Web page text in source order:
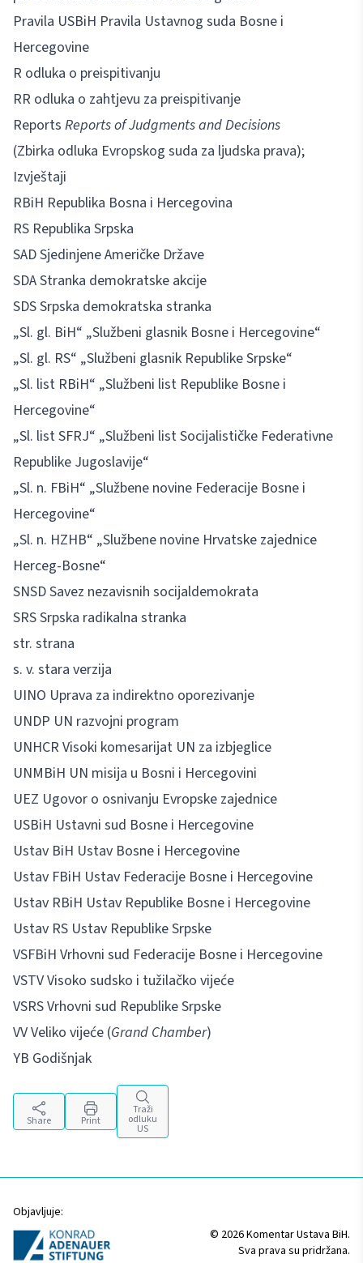
Pravila USBiH Pravila Ustavnog suda Bosne i
Hercegovine
R odluka o preispitivanju
RR odluka o zahtjevu za preispitivanje
Reports Reports of Judgments and Decisions
(Zbirka odluka Evropskog suda za ljudska prava);
Izvještaji
RBiH Republika Bosna i Hercegovina
RS Republika Srpska
SAD Sjedinjene Američke Države
SDA Stranka demokratske akcije
SDS Srpska demokratska stranka
„Sl. gl. BiH“ „Službeni glasnik Bosne i Hercegovine“
„Sl. gl. RS“ „Službeni glasnik Republike Srpske“
„Sl. list RBiH“ „Službeni list Republike Bosne i
Hercegovine“
„Sl. list SFRJ“ „Službeni list Socijalističke Federativne
Republike Jugoslavije“
„Sl. n. FBiH“ „Službene novine Federacije Bosne i
Hercegovine“
„Sl. n. HZHB“ „Službene novine Hrvatske zajednice
Herceg-Bosne“
SNSD Savez nezavisnih socijaldemokrata
SRS Srpska radikalna stranka
str. strana
s. v. stara verzija
UINO Uprava za indirektno oporezivanje
UNDP UN razvojni program
UNHCR Visoki komesarijat UN za izbjeglice
UNMBiH UN misija u Bosni i Hercegovini
UEZ Ugovor o osnivanju Evropske zajednice
USBiH Ustavni sud Bosne i Hercegovine
Ustav BiH Ustav Bosne i Hercegovine
Ustav FBiH Ustav Federacije Bosne i Hercegovine
Ustav RBiH Ustav Republike Bosne i Hercegovine
Ustav RS Ustav Republike Srpske
VSFBiH Vrhovni sud Federacije Bosne i Hercegovine
VSTV Visoko sudsko i tužilačko vijeće
VSRS Vrhovni sud Republike Srpske
VV Veliko vijeće (Grand Chamber)
YB Godišnjak
Share Print
Traži
odluku
US
Objavljuje:
© 2026 Komentar Ustava BiH.
Sva prava su pridržana.